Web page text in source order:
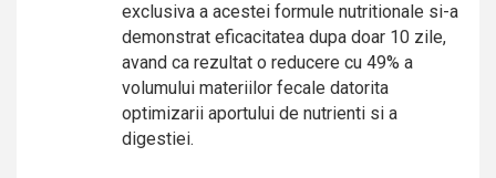
exclusiva a acestei formule nutritionale si-a
demonstrat eficacitatea dupa doar 10 zile,
avand ca rezultat o reducere cu 49% a
volumului materiilor fecale datorita
optimizarii aportului de nutrienti si a
digestiei.